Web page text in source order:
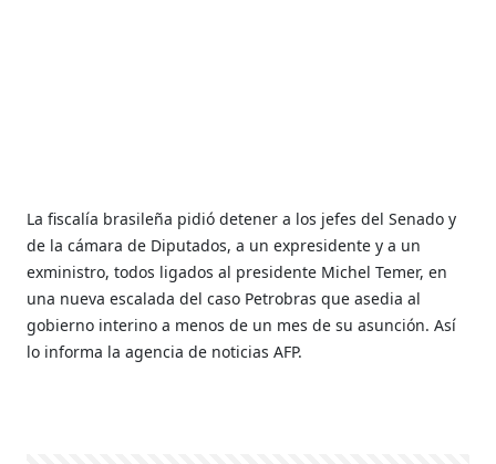
La fiscalía brasileña pidió detener a los jefes del Senado y
de la cámara de Diputados, a un expresidente y a un
exministro, todos ligados al presidente Michel Temer, en
una nueva escalada del caso Petrobras que asedia al
gobierno interino a menos de un mes de su asunción. Así
lo informa la agencia de noticias AFP.